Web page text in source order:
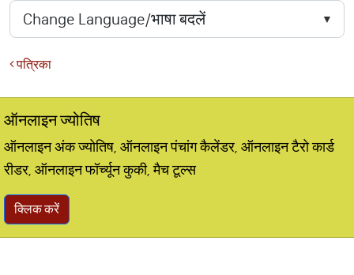
पत्रिका
ऑनलाइन ज्योतिष
ऑनलाइन अंक ज्योतिष, ऑनलाइन पंचांग कैलेंडर, ऑनलाइन टैरो कार्ड
रीडर, ऑनलाइन फॉर्च्यून कुकी, मैच टूल्स
क्लिक करें